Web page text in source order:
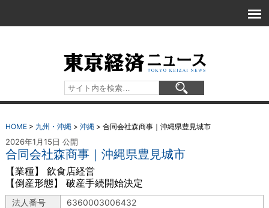
HOME> 九州・沖縄> 沖縄> 合同会社森商事｜沖縄県豊見城市
2026年1月15日 公開
合同会社森商事｜沖縄県豊見城市
【業種】 飲食店経営
【倒産形態】 破産手続開始決定
法人番号
6360003006432